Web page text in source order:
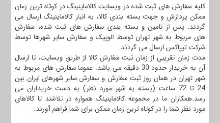
کلیه سفارش های ثبت شده در وبسایت کالاماینینگ در کوتاه ترین زمان
ممکن پردازش و جهت بسته بندی کالا، به انبار کالاماینینگ ارسال می
گردند. پس از تامین و بسته بندی سفارش های ثبت شده، سفارش
های مربوط به شهر تهران توسط الوپیک و سفارش سایر شهرها توسط
شرکت تیپاکس ارسال می گردند.
مدت زمان تقریبی از زمان ثبت سفارش کالا از طریق وبسایت، تا ارسال
آن به خریدار حدود 30 دقیقه می باشد. عموما سفارش های مربوط به
شهر تهران در همان روز ثبت سفارش و سفارش سایر شهرهای ایران بین
24 تا 72 ساعت (بسته به شهر مورد نظر) به دست خریداران می
رسد.همکاران ما در محموعه کالاماینینگ همواره در تلاشند تا کالاهای
مورد نظر شما را در کوتاه ترین زمان ممکن برای شما فراهم آورند.